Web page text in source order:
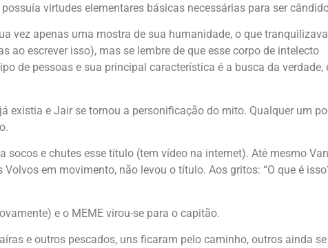
virtudes elementares básicas necessárias para ser
vez apenas uma mostra de sua humanidade, o que
ao escrever isso), mas se lembre de que esse corpo de intelecto
de pessoas e sua principal característica é a busca da verdade,
existia e Jair se tornou a personificação do mito. Qualquer um
socos e chutes esse título (tem vídeo na internet). Até mesmo
em movimento, não levou o título. Aos gritos: “O que é
e o MEME virou-se para o capitão.
e outros pescados, uns ficaram pelo caminho, outros ainda